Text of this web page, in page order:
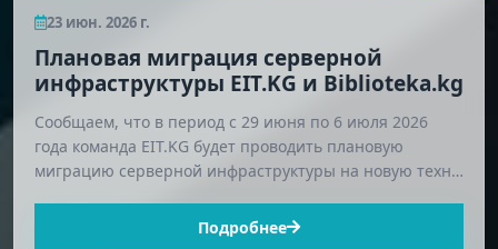
23 июн. 2026 г.
Плановая миграция серверной
инфраструктуры EIT.KG и Biblioteka.kg
Сообщаем, что в период с 29 июня по 6 июля 2026
года команда EIT.KG будет проводить плановую
миграцию серверной инфраструктуры на новую техн…
Подробнее